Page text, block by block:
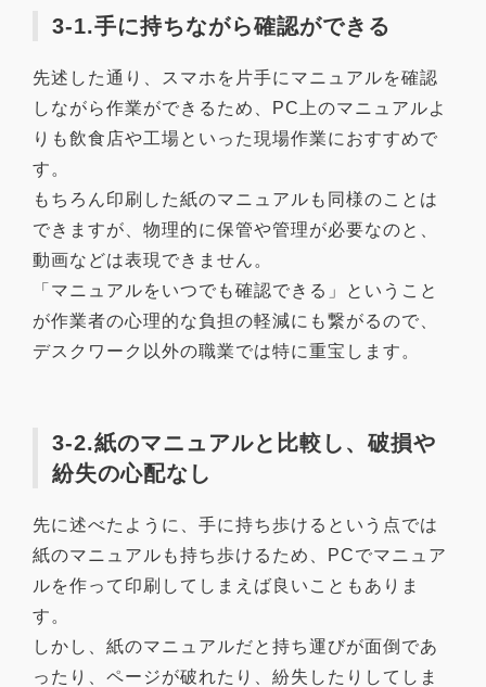
3-1.手に持ちながら確認ができる
先述した通り、スマホを片手にマニュアルを確認
しながら作業ができるため、PC上のマニュアルよ
りも飲食店や工場といった現場作業におすすめで
す。
もちろん印刷した紙のマニュアルも同様のことは
できますが、物理的に保管や管理が必要なのと、
動画などは表現できません。
「マニュアルをいつでも確認できる」ということ
が作業者の心理的な負担の軽減にも繋がるので、
デスクワーク以外の職業では特に重宝します。
3-2.紙のマニュアルと比較し、破損や
紛失の心配なし
先に述べたように、手に持ち歩けるという点では
紙のマニュアルも持ち歩けるため、PCでマニュア
ルを作って印刷してしまえば良いこともありま
す。
しかし、紙のマニュアルだと持ち運びが面倒であ
ったり、ページが破れたり、紛失したりしてしま